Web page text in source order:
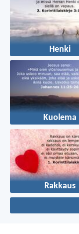
Henki
Kuolema
Rakkaus